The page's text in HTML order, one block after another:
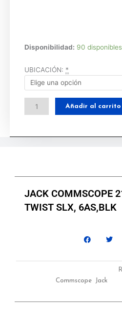
Disponibilidad: 90
UBICACIÓN: *
JACK
2153449-
|
TWIST
Añadir al carrito
JACK COMMSCOPE
TWIST SLX, 6AS,BLK
Commscope Jack